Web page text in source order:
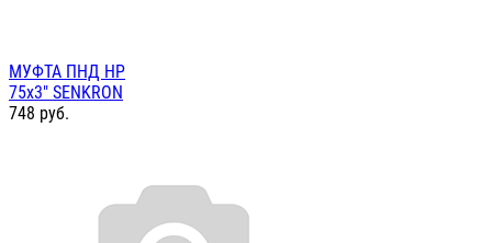
МУФТА ПНД НР
75х3" SENKRON
748 руб.